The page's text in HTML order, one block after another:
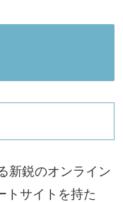
新鋭のオンライン
トサイトを持た